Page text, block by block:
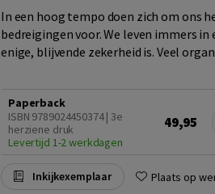
In een hoog tempo doen zich om ons
bedreigingen voor. We leven immers
enige, blijvende zekerheid is. Veel
Paperback
ISBN 9789024450374 | 3e
herziene druk
Levertijd 1-2 werkdagen
49,95
Inkijkexemplaar Plaats op